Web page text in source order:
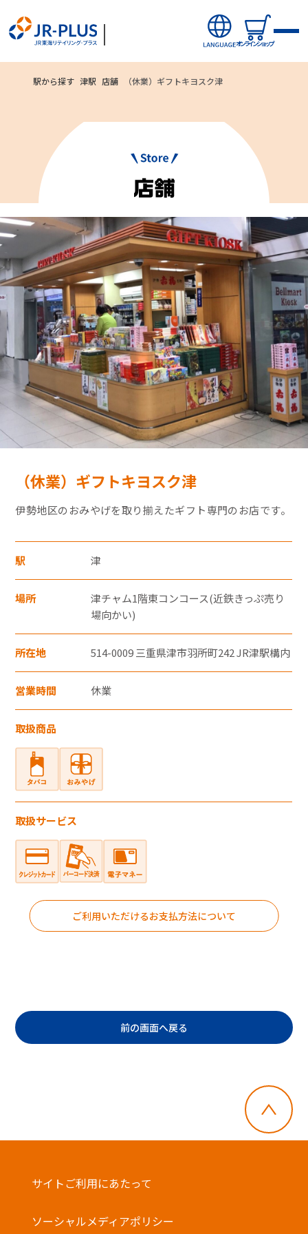
オンラインショップ
キャンペーン・ニュース
駅から探す(店舗・商品等)
モバイルオーダーサービス
採用情報
お問い合わせ・FAQ
オンラインショップから探す
駅ナカみやげやこだわりの鉄道グッズ、オンライン限定商品な
どを取り揃えたサイトです。
JR東海MARKET
自社ECサイト
楽天市場
auPayマーケット
特産品や名産品たちを産地からみなさまのもとへお届けするサ
イトです。
東海新幹線の駅店舗で駅弁が受取れる駅弁予約サイトです。
JR東海MARKET
駅から探す 津駅 店舗 （休業）ギフトキヨスク津
（休業）ギフトキヨスク津
伊勢地区のおみやげを取り揃えたギフト専門のお店です。
駅 津
場所
津チャム1階東コンコース(近鉄きっぷ売り
場向かい)
所在地 514-0009 三重県津市羽所町242 JR津駅構内
営業時間 休業
取扱商品
取扱サービス
ご利用いただけるお支払方法について
前の画面へ戻る
ご利用いただ
ける
お支払方法
クレジットカード
・30,000円（税込）以上のクレジットカード
支払いについては暗証番号の入力、
社控え（お店控）」にサインをいただきま
す。
・お支払い回数は1回払いのみです。
・郵便切手、テレフォンカード、POSAカー
お客さまと各カード会社とのご契約・ご利
用状況により異なります。
・一度のお会計での複数枚のクレジットカー
ドの併用はできません。
・クレジットカード裏面には、カード契約者
ご本人のサインが必要です。
・クレジットカードはカード契約者ご本人し
かご利用いただけません。
電子マネー
・一度に複数枚のご利用はできません。
サイトご利用にあたって
ソーシャルメディアポリシー